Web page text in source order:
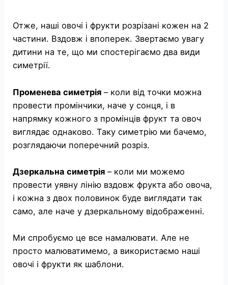
Отже, наші овочі і фрукти розрізані кожен на 2
частини. Вздовж і впоперек. Звертаємо увагу
дитини на те, що ми спостерігаємо два види
симетрії.
Променева симетрія – коли від точки можна
провести промінчики, наче у сонця, і в
напрямку кожного з промінців фрукт та овоч
виглядає однаково. Таку симетрію ми бачемо,
розглядаючи поперечний розріз.
Дзеркальна симетрія – коли ми можемо
провести уявну лінію вздовж фрукта або овоча,
і кожна з двох половинок буде виглядати так
само, але наче у дзеркальному відображенні.
Ми спробуємо це все намалювати. Але не
просто малюватимемо, а використаємо наші
овочі і фрукти як шаблони.